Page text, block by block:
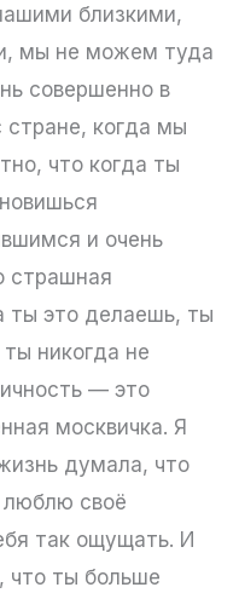
близкими,
мы не можем туда
совершенно в
стране, когда мы
что когда ты
и очень
страшная
ты это делаешь, ты
никогда не
— это
москвичка. Я
думала, что
люблю своё
так ощущать. И
что ты больше